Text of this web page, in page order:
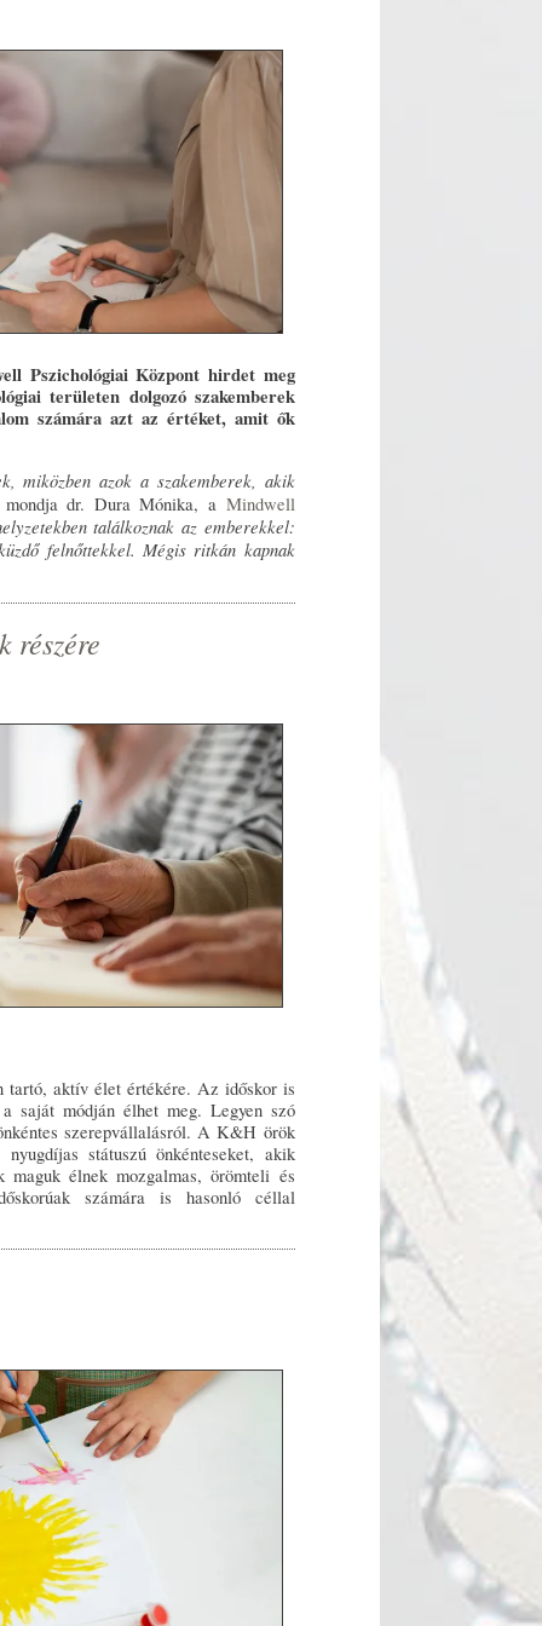
Pszichológiai Központ hirdet meg
területen dolgozó szakemberek
számára azt az értéket, amit ők
miközben azok a szakemberek, akik
dr. Dura Mónika, a Mindwell
találkoznak az emberekkel:
felnőttekkel. Mégis ritkán kapnak
részére
aktív élet értékére. Az időskor is
saját módján élhet meg. Legyen szó
szerepvállalásról. A K&H örök
státuszú önkénteseket, akik
maguk élnek mozgalmas, örömteli és
számára is hasonló céllal